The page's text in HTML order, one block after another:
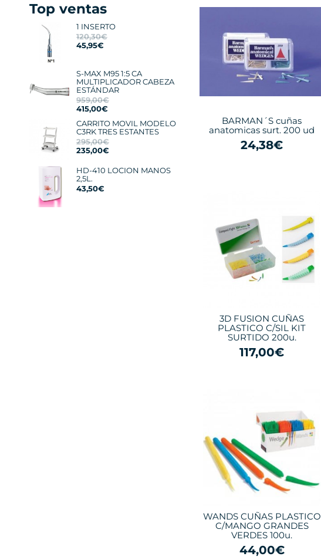
Top ventas
1 INSERTO
120,30€
45,95€
S-MAX M95 1:5 CA
MULTIPLICADOR CABEZA
ESTÁNDAR
959,00€
415,00€
CARRITO MOVIL MODELO
C3RK TRES ESTANTES
295,00€
235,00€
HD-410 LOCION MANOS
2,5L.
43,50€
BARMAN´S cuñas
anatomicas surt. 200 ud
24,38€
3D FUSION CUÑAS
PLASTICO C/SIL KIT
SURTIDO 200u.
117,00€
WANDS CUÑAS PLASTICO
C/MANGO GRANDES
VERDES 100u.
44,00€